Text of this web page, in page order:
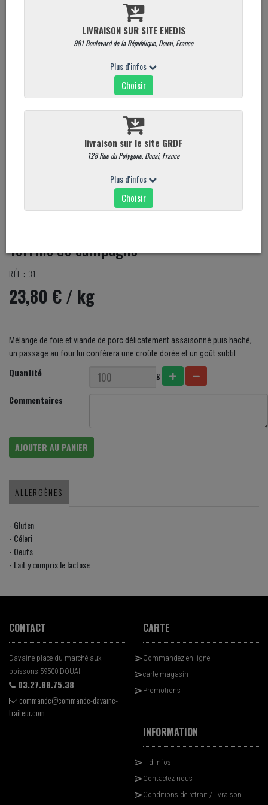
Terrine de campagne
RÉF : 31
23,80 €/ kg
Mélange de foie et viande de porc délicatement assaisonné puis haché,
un passage au four lui conférera une croûte dorée et un goût subtil
Quantité g
Commentaires
AJOUTER AU PANIER
ALLERGÈNES
- Gluten
- Céleri
- Oeufs
- Lait y compris le lactose
CONTACT
Davaine place du marché aux
poissons 59500 DOUAI
03.27.88.75.38
commande@commande-davaine-
traiteur.com
CARTE
Commandez en ligne
carte magasin
Promotions
INFORMATION
+ d'infos
Contactez nous
Conditions de retrait / livraison